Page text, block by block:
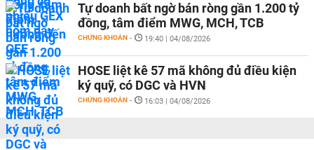
Tự doanh bất ngờ bán ròng gần 1.200 tỷ
đồng, tâm điểm MWG, MCH, TCB
CHỨNG KHOÁN - 19:40 | 04/08/2026
HOSE liệt kê 57 mã không đủ điều kiện
ký quỹ, có DGC và HVN
CHỨNG KHOÁN - 16:03 | 04/08/2026